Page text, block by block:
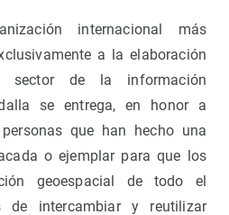
internacional más
a la elaboración
de la información
se entrega, en honor a
que han hecho una
o ejemplar para que los
geoespacial de todo el
de intercambiar y reutilizar